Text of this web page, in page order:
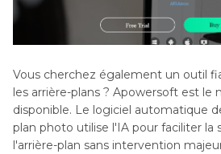
Vous cherchez également un outil
les arrière-plans ? Apowersoft est le
disponible. Le logiciel automatique
plan photo utilise l'IA pour faciliter la
l'arrière-plan sans intervention